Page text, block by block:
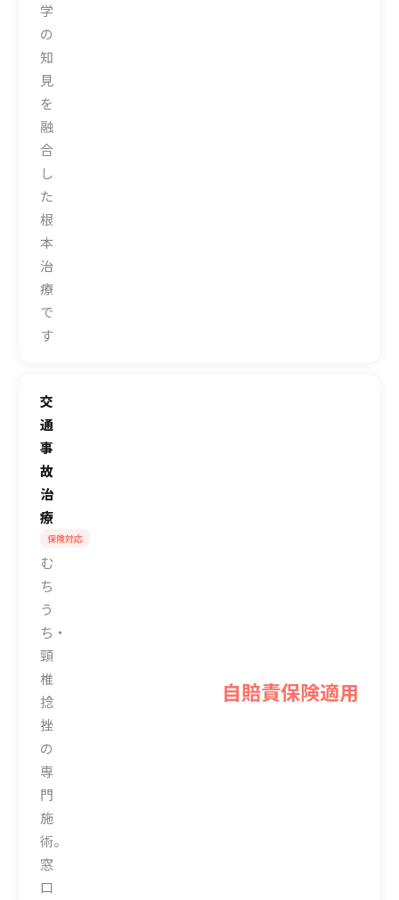
学
の
知
見
を
融
合
し
た
根
本
治
療
で
す
交
通
事
故
治
療
保険対応
む
ち
う
ち・
頸
椎
捻
挫
の
専
門
施
術。
窓
口
自賠責保険適用